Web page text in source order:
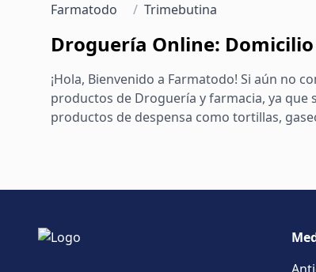
Farmatodo / Trimebutina
Droguería Online: Domicilio
¡Hola, Bienvenido a Farmatodo! Si aún no
productos de Droguería y farmacia, ya
productos de despensa como tortillas,